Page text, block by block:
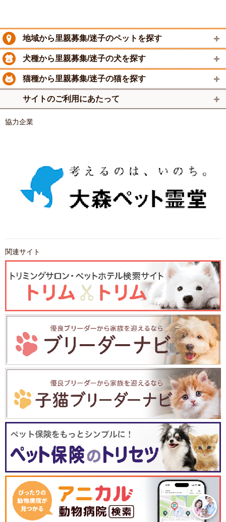
地域から里親募集/迷子のペットを探す
犬種から里親募集/迷子の犬を探す
猫種から里親募集/迷子の猫を探す
サイトのご利用にあたって
協力企業
関連サイト